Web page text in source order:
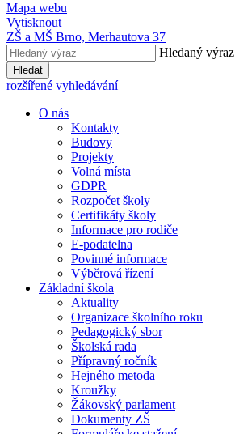
Mapa webu
Vytisknout
ZŠ a MŠ Brno, Merhautova 37
Hledaný výraz
Hledat
rozšířené vyhledávání
O nás
Kontakty
Budovy
Projekty
Volná místa
GDPR
Rozpočet školy
Certifikáty školy
Informace pro rodiče
E-podatelna
Povinné informace
Výběrová řízení
Základní škola
Aktuality
Organizace školního roku
Pedagogický sbor
Školská rada
Přípravný ročník
Hejného metoda
Kroužky
Žákovský parlament
Dokumenty ZŠ